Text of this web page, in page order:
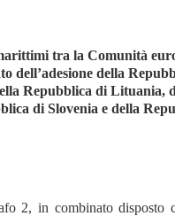
tra la Comunità
dell’adesione della
Repubblica di Lituania,
di Slovenia e della
2, in combinato disposto